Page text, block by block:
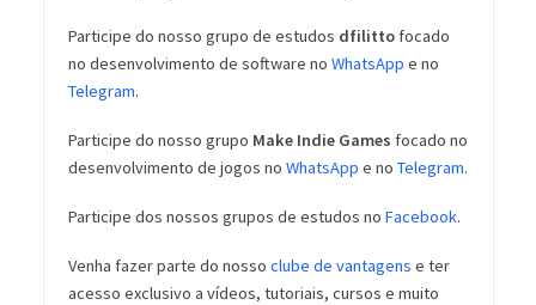
Participe do nosso grupo de estudos dfilitto focado
no desenvolvimento de software no WhatsApp e no
Telegram.
Participe do nosso grupo Make Indie Games focado no
desenvolvimento de jogos no WhatsApp e no Telegram.
Participe dos nossos grupos de estudos no Facebook.
Venha fazer parte do nosso clube de vantagens e ter
acesso exclusivo a vídeos, tutoriais, cursos e muito